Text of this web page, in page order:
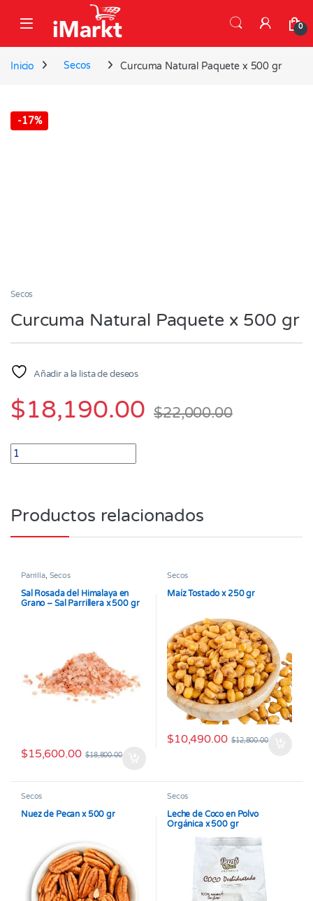
0
Inicio Secos Curcuma Natural Paquete x 500 gr
-17%
Secos
Curcuma Natural Paquete x 500 gr
Añadir a la lista de deseos
$18,190.00 $22,000.00
Curcuma Natural Paquete x 500 gr quantity
Productos relacionados
Parrilla, Secos
Sal Rosada del Himalaya en
Grano – Sal Parrillera x 500 gr
$15,600.00 $18,800.00
Secos
Maíz Tostado x 250 gr
$10,490.00 $12,800.00
Secos
Nuez de Pecan x 500 gr
Secos
Leche de Coco en Polvo
Orgánica x 500 gr